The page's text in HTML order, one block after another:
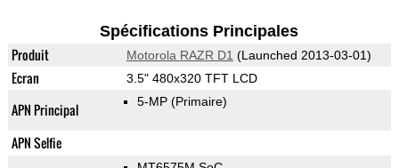
Spécifications Principales
Produit Motorola RAZR D1 (Launched 2013-03-01)
Ecran 3.5" 480x320 TFT LCD
APN Principal 5-MP (Primaire)
APN Selfie